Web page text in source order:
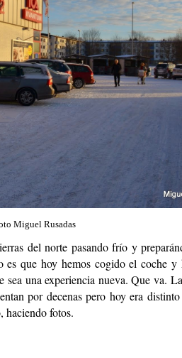
Miguel Rusadas
del norte pasando frío y
es que hoy hemos cogido el coche y
una experiencia nueva. Que va.
por decenas pero hoy era
haciendo fotos.